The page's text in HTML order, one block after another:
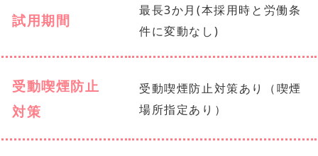
試用期間
最長3か月(本採用時と労働条
件に変動なし)
受動喫煙防止
対策
受動喫煙防止対策あり（喫煙
場所指定あり）